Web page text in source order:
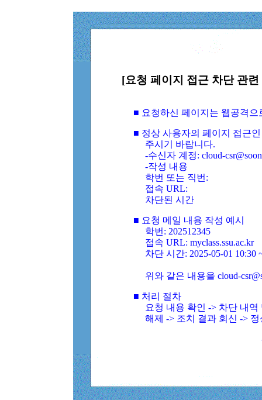
[요청 페이지 접근 차단 관
■ 요청하신 페이지는 웹공격
■ 정상 사용자의 페이지 접근
주시기 바랍니다.
-수신자 계정: cloud-
-작성 내용
학번 또는 직번:
접속 URL:
차단된 시간
■ 요청 메일 내용 작성 예시
학번: 202512345
접속 URL: myclass.ssu.ac.kr
차단 시간: 2025-05-01 10:30
위와 같은 내용을 cloud-
■ 처리 절차
요청 내용 확인 -> 차단 내
해제 -> 조치 결과 회신 ->